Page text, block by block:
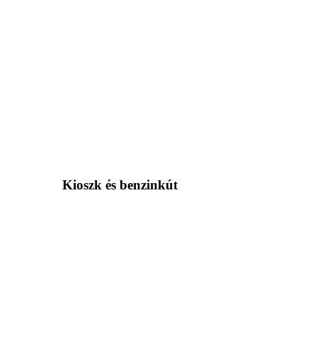
Kioszk és benzinkút